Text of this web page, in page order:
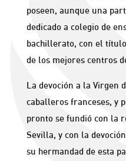
poseen, aunque una
dedicado a colegio de
bachillerato, con el
de los mejores centros
La devoción a la Virgen
caballeros franceses, y
pronto se fundió con la
Sevilla, y con la
su hermandad de esta